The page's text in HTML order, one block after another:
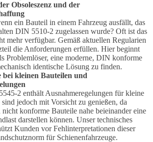
Obsoleszenz und der
ein Bauteil in einem Fahrzeug ausfällt, das
DIN 5510-2 zugelassen wurde? Oft ist das
mehr verfügbar. Gemäß aktuellen Regularien
die Anforderungen erfüllen. Hier beginnt
Problemlöser, eine moderne, DIN konforme
identische Lösung zu finden.
bei kleinen Bauteilen und
2 enthält Ausnahmeregelungen für kleine
jedoch mit Vorsicht zu genießen, da
nicht konforme Bauteile nahe beieinander eine
darstellen können. Unser technisches
Kunden vor Fehlinterpretationen dieser
für Schienenfahrzeuge.